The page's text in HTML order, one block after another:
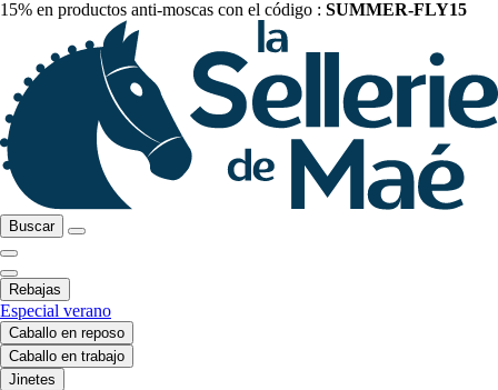
15% en productos anti-moscas con el código : SUMMER-FLY15
Buscar
Rebajas
Especial verano
Caballo en reposo
Caballo en trabajo
Jinetes